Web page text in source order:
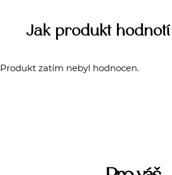
Jak produkt hodnotí
Produkt zatím nebyl hodnocen.